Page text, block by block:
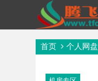
首页 个人网盘